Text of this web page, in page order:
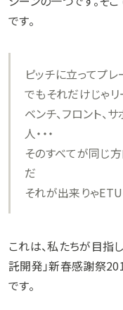
です。
ピッチに立ってプ
でもそれだけじゃ
ベンチ、フロント、
人・・・
そのすべてが同じ
だ
それが出来りゃ
これは、私たちが目指
託開発」新春感謝祭
です。